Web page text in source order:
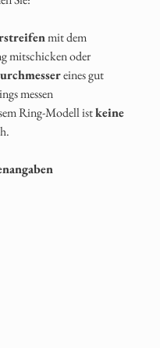
mit dem
mitschicken oder
eines gut
messen
Ring-Modell istkeine